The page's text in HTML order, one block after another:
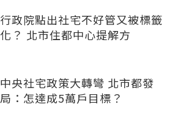
行政院點出社宅不好管又被標籤
化？ 北市住都中心提解方
中央社宅政策大轉彎 北市都發
局：怎達成5萬戶目標？